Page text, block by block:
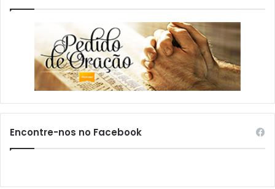
Encontre-nos no Facebook